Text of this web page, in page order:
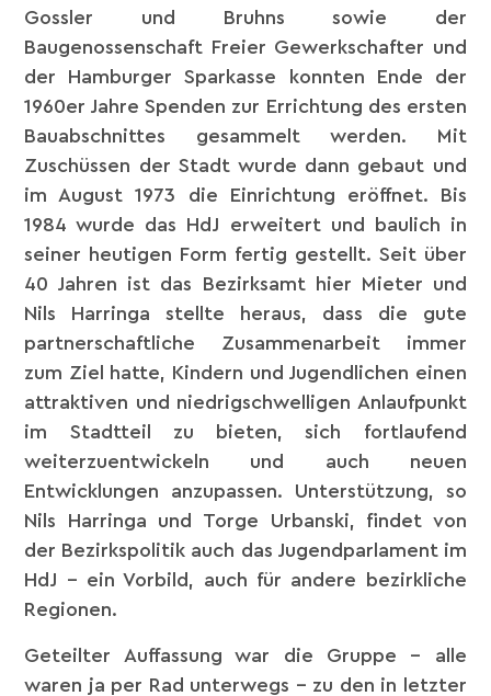
Gossler und Bruhns sowie der
Baugenossenschaft Freier Gewerkschafter und
der Hamburger Sparkasse konnten Ende der
1960er Jahre Spenden zur Errichtung des ersten
Bauabschnittes gesammelt werden. Mit
Zuschüssen der Stadt wurde dann gebaut und
im August 1973 die Einrichtung eröffnet. Bis
1984 wurde das HdJ erweitert und baulich in
seiner heutigen Form fertig gestellt. Seit über
40 Jahren ist das Bezirksamt hier Mieter und
Nils Harringa stellte heraus, dass die gute
partnerschaftliche Zusammenarbeit immer
zum Ziel hatte, Kindern und Jugendlichen einen
attraktiven und niedrigschwelligen Anlaufpunkt
im Stadtteil zu bieten, sich fortlaufend
weiterzuentwickeln und auch neuen
Entwicklungen anzupassen. Unterstützung, so
Nils Harringa und Torge Urbanski, findet von
der Bezirkspolitik auch das Jugendparlament im
HdJ – ein Vorbild, auch für andere bezirkliche
Regionen.
Geteilter Auffassung war die Gruppe – alle
waren ja per Rad unterwegs – zu den in letzter